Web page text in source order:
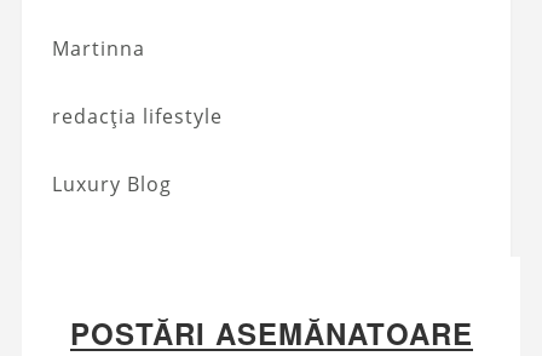
Martinna
redacția lifestyle
Luxury Blog
POSTĂRI ASEMĂNATOARE